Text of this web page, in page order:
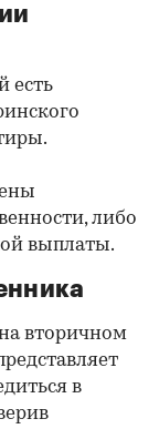
есть
либо
выплаты.
вторичном
в